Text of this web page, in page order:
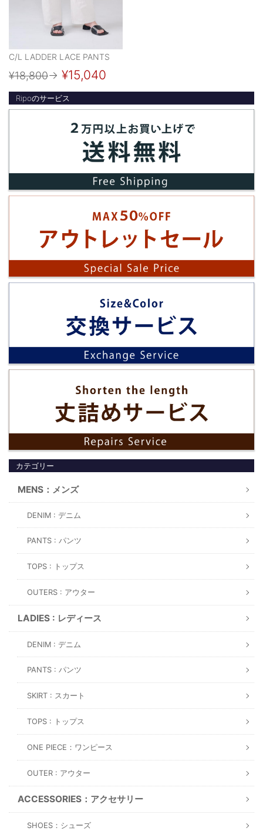
C/L LADDER LACE PANTS
¥18,800→ ¥15,040
Ripoのサービス
カテゴリー
MENS：メンズ
DENIM : デニム
PANTS : パンツ
TOPS : トップス
OUTERS : アウター
LADIES : レディース
DENIM : デニム
PANTS : パンツ
SKIRT : スカート
TOPS : トップス
ONE PIECE：ワンピース
OUTER : アウター
ACCESSORIES：アクセサリー
SHOES：シューズ